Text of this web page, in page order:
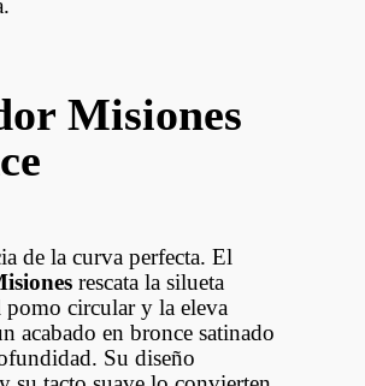
Misiones
de la curva perfecta. El
rescata la silueta
pomo circular y la eleva
acabado en bronce satinado
Su diseño